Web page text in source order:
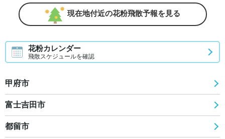
現在地付近の花粉飛散予報を見る
花粉カレンダー
飛散スケジュールを確認
甲府市
富士吉田市
都留市